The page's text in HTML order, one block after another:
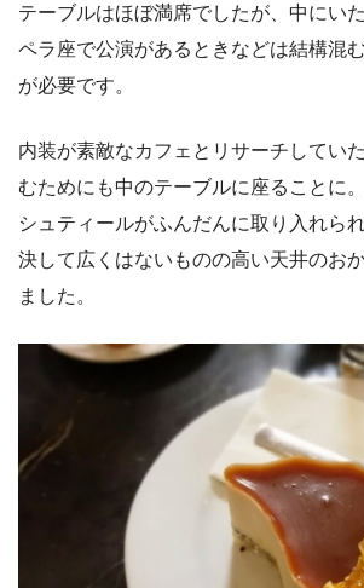
テーブルはほぼ満席でしたが、中にい
ペラ座で公演があるときなどは結構混
が必要です。
内装が素敵なカフェとリサーチしてい
むためにも中のテーブルに座ることに
シュティールがふんだんに取り入れら
決して広くはないものの高い天井のお
ました。